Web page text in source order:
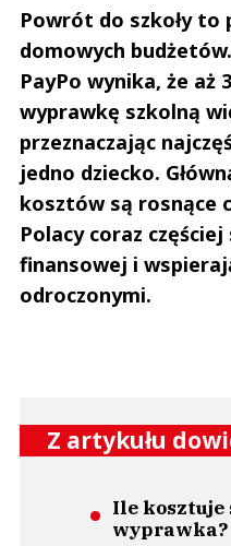
Powrót do szkoły to
domowych
PayPo wynika, że aż
wyprawkę szkolną
przeznaczając
jedno dziecko.
kosztów są rosnące
Polacy coraz
finansowej i
odroczonymi.
Z artykułu
Ile kosztuje
wyprawka?